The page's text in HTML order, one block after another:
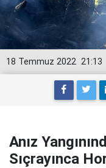
21:13
18 Temmuz 2022
Anız
Sıçrayınca